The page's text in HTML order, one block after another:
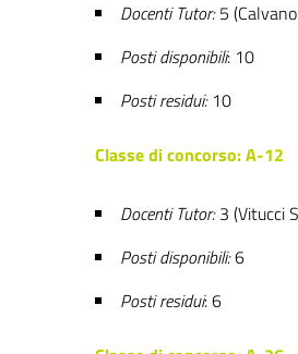
Docenti Tutor:5
Posti disponibili: 10
Posti residui:10
Classe di concorso: A-12
Docenti Tutor:3 (Vitucci
Posti disponibili:6
Posti residui: 6